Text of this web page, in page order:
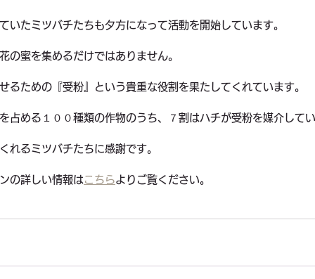
いたミツバチたちも夕方になって活動を開始しています。
の蜜を集めるだけではありません。
るための『受粉』という貴重な役割を果たしてくれています。
占める１００種類の作物のうち、７割はハチが受粉を媒介してい
れるミツバチたちに感謝です。
の詳しい情報は こちらよりご覧ください。